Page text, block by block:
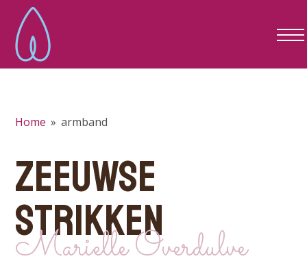
Home » armband
ZEEUWSE
STRIKKEN
Marielle Overdulve